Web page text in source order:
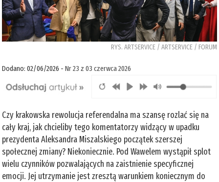
RYS. ARTSERVICE / ARTSERVICE / FORUM
Dodano: 02/06/2026 -Nr 23 z 03 czerwca 2026
Czy krakowska rewolucja referendalna ma szansę rozlać się na
cały kraj, jak chcieliby tego komentatorzy widzący w upadku
prezydenta Aleksandra Miszalskiego początek szerszej
społecznej zmiany? Niekoniecznie. Pod Wawelem wystąpił splot
wielu czynników pozwalających na zaistnienie specyficznej
emocji. Jej utrzymanie jest zresztą warunkiem koniecznym do